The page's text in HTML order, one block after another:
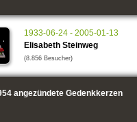
1933-06-24 - 2005-01-13
Elisabeth Steinweg
(8.856 Besucher)
angezündete Gedenkkerzen